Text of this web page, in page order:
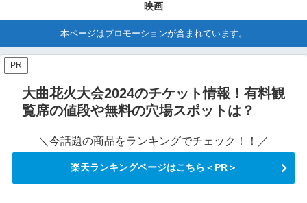
映画
本ページはプロモーションが含まれています。
PR
大曲花火大会2024のチケット情報！有料観
覧席の値段や無料の穴場スポットは？
＼今話題の商品をランキングでチェック！！／
楽天ランキングページはこちら＜PR＞